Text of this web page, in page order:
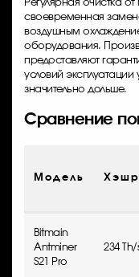
Регулярная очистка
своевременная
воздушным
оборудования.
предоставляют
условий эксплуатации
значительно дольше.
Сравнение
Модель
Bitmain
Antminer
S21 Pro
234 Th/